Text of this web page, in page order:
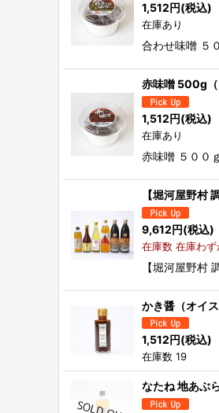
1,512円(税込)
在庫あり
合わせ味噌 ５
赤味噌 500g（
1,512円(税込)
在庫あり
赤味噌 ５００
【堀河屋野村
9,612円(税込)
在庫数 在庫わず
【堀河屋野村
かき醤（オイ
1,512円(税込)
在庫数 19
なたね 地あ